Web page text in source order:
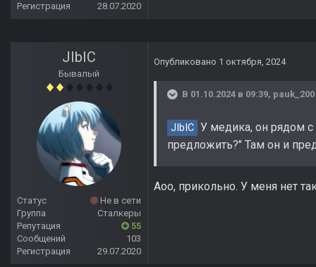
Регистрация
28.07.2020
JIbIC
Бывалый
Статус
Не в сети
Группа
Сталкеры
Репутация
55
Сообщений
103
Регистрация
29.07.2020
Опубликовано 1 октября, 2024
В 01.10.2024 в 09:39, pauk_200
JIbIC У медика, он рядом с
предложить?" Там он и
Аоо, прикольно. У меня нет